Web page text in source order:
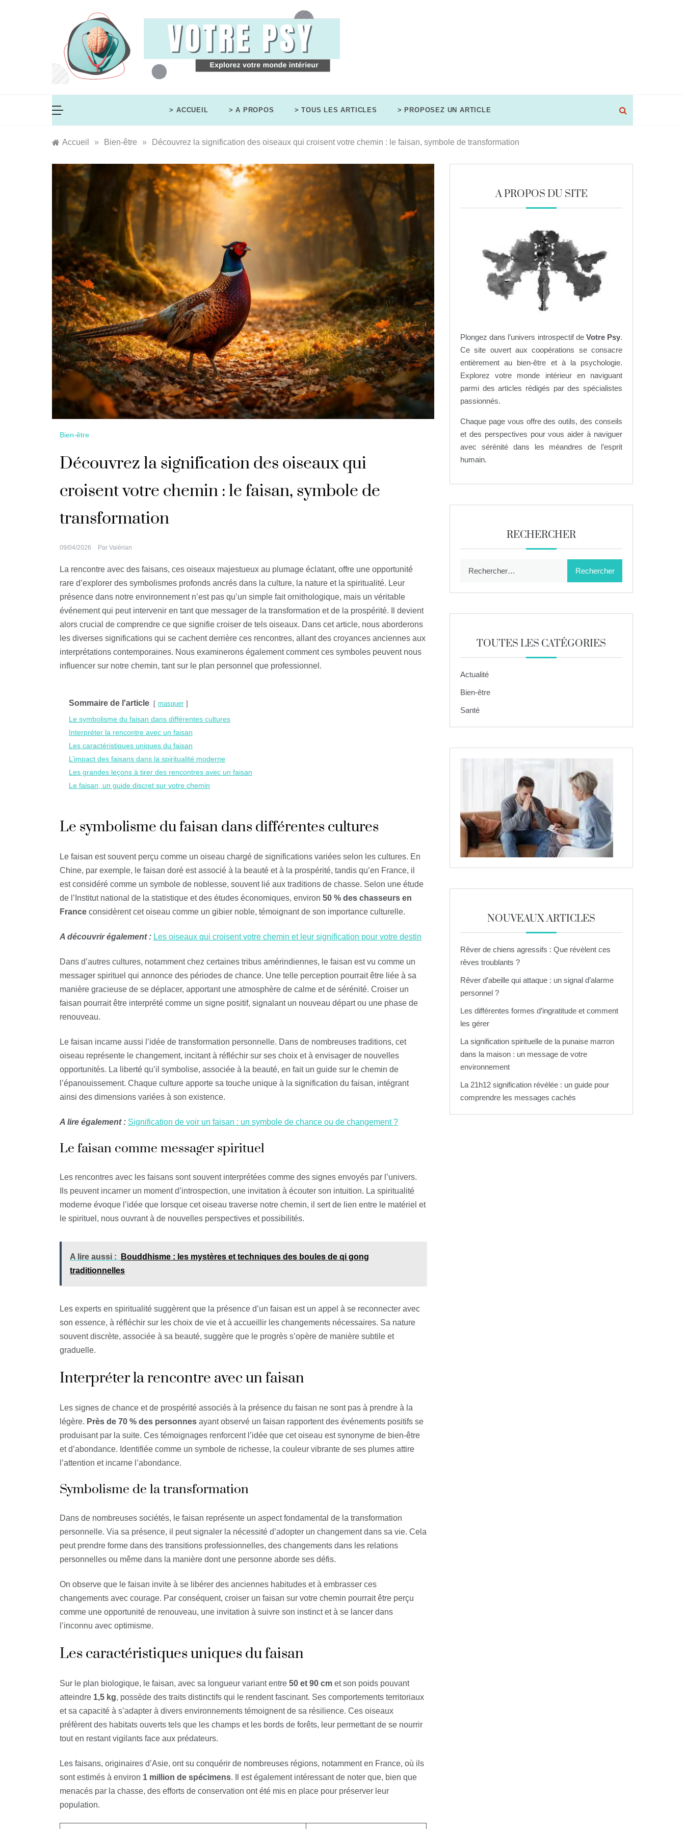
Votre Psy
> ACCUEIL > A PROPOS > TOUS LES ARTICLES > PROPOSEZ UN ARTICLE
Accueil » Bien-être » Découvrez la signification des oiseaux qui croisent votre chemin : le faisan, symbole de transformation
Bien-être
Découvrez la signification des oiseaux qui
croisent votre chemin : le faisan, symbole de
transformation
09/04/2026 Par Valérian
La rencontre avec des faisans, ces oiseaux majestueux au plumage éclatant, offre une opportunité
rare d’explorer des symbolismes profonds ancrés dans la culture, la nature et la spiritualité. Leur
présence dans notre environnement n’est pas qu’un simple fait ornithologique, mais un véritable
événement qui peut intervenir en tant que messager de la transformation et de la prospérité. Il devient
alors crucial de comprendre ce que signifie croiser de tels oiseaux. Dans cet article, nous aborderons
les diverses significations qui se cachent derrière ces rencontres, allant des croyances anciennes aux
interprétations contemporaines. Nous examinerons également comment ces symboles peuvent nous
influencer sur notre chemin, tant sur le plan personnel que professionnel.
Sommaire de l'article masquer
Le symbolisme du faisan dans différentes cultures
Interpréter la rencontre avec un faisan
Les caractéristiques uniques du faisan
L’impact des faisans dans la spiritualité moderne
Les grandes leçons à tirer des rencontres avec un faisan
Le faisan, un guide discret sur votre chemin
Le symbolisme du faisan dans différentes cultures
Le faisan est souvent perçu comme un oiseau chargé de significations variées selon les cultures. En
Chine, par exemple, le faisan doré est associé à la beauté et à la prospérité, tandis qu’en France, il
est considéré comme un symbole de noblesse, souvent lié aux traditions de chasse. Selon une étude
de l’Institut national de la statistique et des études économiques, environ 50 % des chasseurs en
France considèrent cet oiseau comme un gibier noble, témoignant de son importance culturelle.
A découvrir également : Les oiseaux qui croisent votre chemin et leur signification pour votre destin
Dans d’autres cultures, notamment chez certaines tribus amérindiennes, le faisan est vu comme un
messager spirituel qui annonce des périodes de chance. Une telle perception pourrait être liée à sa
manière gracieuse de se déplacer, apportant une atmosphère de calme et de sérénité. Croiser un
faisan pourrait être interprété comme un signe positif, signalant un nouveau départ ou une phase de
renouveau.
Le faisan incarne aussi l’idée de transformation personnelle. Dans de nombreuses traditions, cet
oiseau représente le changement, incitant à réfléchir sur ses choix et à envisager de nouvelles
opportunités. La liberté qu’il symbolise, associée à la beauté, en fait un guide sur le chemin de
l’épanouissement. Chaque culture apporte sa touche unique à la signification du faisan, intégrant
ainsi des dimensions variées à son existence.
A lire également : Signification de voir un faisan : un symbole de chance ou de changement ?
Le faisan comme messager spirituel
Les rencontres avec les faisans sont souvent interprétées comme des signes envoyés par l’univers.
Ils peuvent incarner un moment d’introspection, une invitation à écouter son intuition. La spiritualité
moderne évoque l’idée que lorsque cet oiseau traverse notre chemin, il sert de lien entre le matériel et
le spirituel, nous ouvrant à de nouvelles perspectives et possibilités.
A lire aussi :
Bouddhisme : les mystères et techniques des boules de qi gong
traditionnelles
Les experts en spiritualité suggèrent que la présence d’un faisan est un appel à se reconnecter avec
son essence, à réfléchir sur les choix de vie et à accueillir les changements nécessaires. Sa nature
souvent discrète, associée à sa beauté, suggère que le progrès s’opère de manière subtile et
graduelle.
Interpréter la rencontre avec un faisan
Les signes de chance et de prospérité associés à la présence du faisan ne sont pas à prendre à la
légère. Près de 70 % des personnes ayant observé un faisan rapportent des événements positifs se
produisant par la suite. Ces témoignages renforcent l’idée que cet oiseau est synonyme de bien-être
et d’abondance. Identifiée comme un symbole de richesse, la couleur vibrante de ses plumes attire
l’attention et incarne l’abondance.
Symbolisme de la transformation
Dans de nombreuses sociétés, le faisan représente un aspect fondamental de la transformation
personnelle. Via sa présence, il peut signaler la nécessité d’adopter un changement dans sa vie. Cela
peut prendre forme dans des transitions professionnelles, des changements dans les relations
personnelles ou même dans la manière dont une personne aborde ses défis.
On observe que le faisan invite à se libérer des anciennes habitudes et à embrasser ces
changements avec courage. Par conséquent, croiser un faisan sur votre chemin pourrait être perçu
comme une opportunité de renouveau, une invitation à suivre son instinct et à se lancer dans
l’inconnu avec optimisme.
Les caractéristiques uniques du faisan
Sur le plan biologique, le faisan, avec sa longueur variant entre 50 et 90 cm et son poids pouvant
atteindre 1,5 kg, possède des traits distinctifs qui le rendent fascinant. Ses comportements territoriaux
et sa capacité à s’adapter à divers environnements témoignent de sa résilience. Ces oiseaux
préfèrent des habitats ouverts tels que les champs et les bords de forêts, leur permettant de se nourrir
tout en restant vigilants face aux prédateurs.
Les faisans, originaires d’Asie, ont su conquérir de nombreuses régions, notamment en France, où ils
sont estimés à environ 1 million de spécimens. Il est également intéressant de noter que, bien que
menacés par la chasse, des efforts de conservation ont été mis en place pour préserver leur
population.
A PROPOS DU SITE
Plongez dans l’univers introspectif de Votre Psy.
Ce site ouvert aux coopérations se consacre
entièrement au bien-être et à la psychologie.
Explorez votre monde intérieur en naviguant
parmi des articles rédigés par des spécialistes
passionnés.
Chaque page vous offre des outils, des conseils
et des perspectives pour vous aider à naviguer
avec sérénité dans les méandres de l’esprit
humain.
RECHERCHER
TOUTES LES CATÉGORIES
Actualité
Bien-être
Santé
NOUVEAUX ARTICLES
Rêver de chiens agressifs : Que révèlent ces
rêves troublants ?
Rêver d’abeille qui attaque : un signal d’alarme
personnel ?
Les différentes formes d’ingratitude et comment
les gérer
La signification spirituelle de la punaise marron
dans la maison : un message de votre
environnement
La 21h12 signification révélée : un guide pour
comprendre les messages cachés